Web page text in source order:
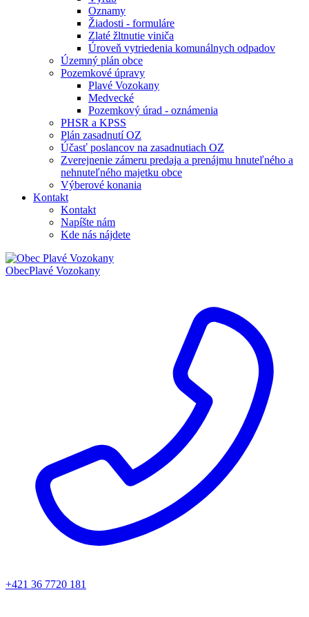
Oznamy
Žiadosti - formuláre
Zlaté žltnutie viniča
Úroveň vytriedenia komunálnych odpadov
Územný plán obce
Pozemkové úpravy
Plavé Vozokany
Medvecké
Pozemkový úrad - oznámenia
PHSR a KPSS
Plán zasadnutí OZ
Účasť poslancov na zasadnutiach OZ
Zverejnenie zámeru predaja a prenájmu hnuteľného a
nehnuteľného majetku obce
Výberové konania
Kontakt
Kontakt
Napíšte nám
Kde nás nájdete
ObecPlavé Vozokany
+421 36 7720 181